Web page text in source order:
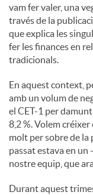
vam fer valer, una
través de la
que explica les
fer les finances en
tradicionals.
En aquest context,
amb un volum de
el CET-1 per
8,2 %. Volem
molt per sobre de la
passat estava en
nostre equip, que
Durant aquest